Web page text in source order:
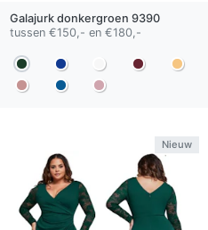
Galajurk donkergroen 9390
tussen €150,- en €180,-
Nieuw